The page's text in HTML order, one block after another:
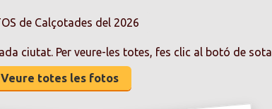
de Calçotades del 2026
ciutat. Per veure-les totes, fes clic al botó de sota
Veure totes les fotos